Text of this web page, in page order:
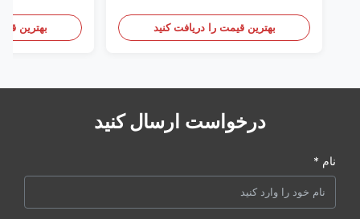
بهترین قیمت را دریافت کنید بهترین
درخواست ارسال کنید
نام *